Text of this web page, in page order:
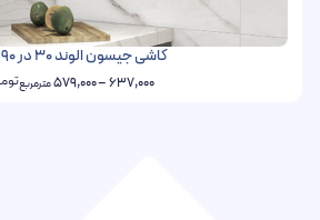
کاشی جیسون الوند 30 در 90 براق
637,000
–
579,000مترمربعتومان